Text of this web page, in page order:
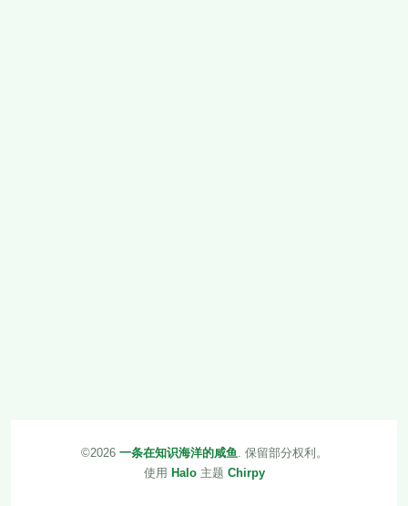
©2026 一条在知识海洋的咸鱼
保留部分权利。
使用 Halo主题 Chirpy